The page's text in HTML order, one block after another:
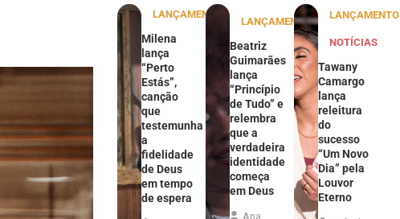
LANÇAMENTOS
Milena
lança
“Perto
Estás”,
canção
que
testemunha
a
fidelidade
de Deus
em tempo
de espera
LANÇAMENTOS
Beatriz
Guimarães
lança
“Princípio
de Tudo” e
relembra
que a
verdadeira
identidade
começa
em Deus
Ana
NOTÍCIAS
Tawany
Camargo
lança
releitura
do
sucesso
“Um Novo
Dia” pela
Louvor
Eterno